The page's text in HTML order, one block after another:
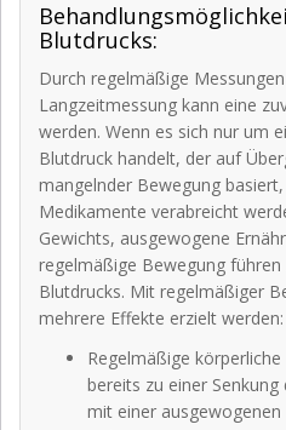
Blutdrucks:
Durch regelmäßige
Langzeitmessung kann eine
werden. Wenn es sich nur um
Blutdruck handelt, der auf
mangelnder Bewegung
Medikamente verabreicht
Gewichts, ausgewogene
regelmäßige Bewegung führen
Blutdrucks. Mit regelmäßiger
mehrere Effekte erzielt werden:
Regelmäßige
bereits zu einer
mit einer